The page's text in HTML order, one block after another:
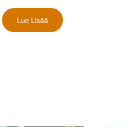
Lue Lisää